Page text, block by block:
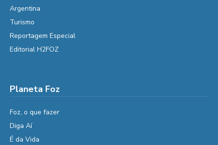
Argentina
Turismo
Reportagem Especial
Editorial H2FOZ
Planeta Foz
Foz, o que fazer
Diga Aí
É da Vida